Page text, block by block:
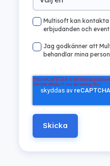
Multisoft kan kontakta
erbjudanden och
Jag godkänner att
behandlar mina